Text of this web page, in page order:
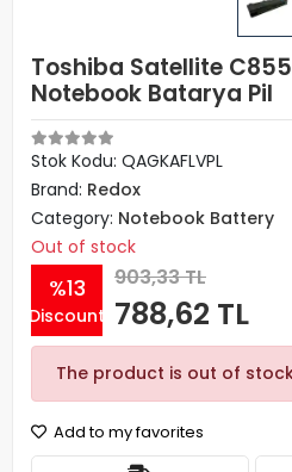
Toshiba Satellite
Notebook Batarya Pil
Stok Kodu: QAGKAFLVPL
Brand: Redox
Category: Notebook Battery
Out of stock
%13
Discount
903,33 TL
788,62 TL
The product is out of
Add to my favorites